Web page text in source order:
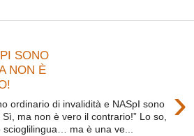
SONO
NON È
›
ordinario di invalidità e NASpI sono
ma non è vero il contrario!” Lo so,
scioglilingua… ma è una ve...